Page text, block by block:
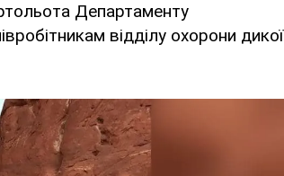
Департаменту
відділу охорони дикої